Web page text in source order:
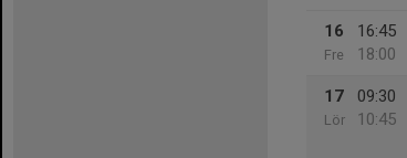
16
Fre
16:45
18:00
17
Lör
09:30
10:45